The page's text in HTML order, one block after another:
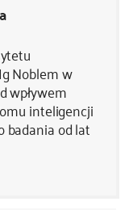
Noblem w
wpływem
inteligencji
badania od lat